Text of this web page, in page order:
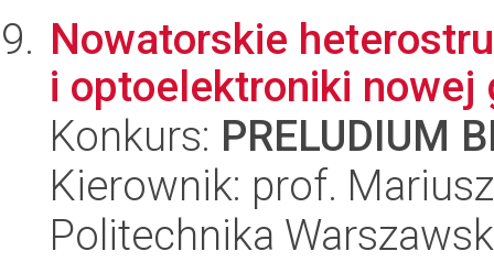
Nowatorskie
i optoelektroniki nowej
Konkurs: PRELUDIUM
Kierownik: prof.
Politechnika